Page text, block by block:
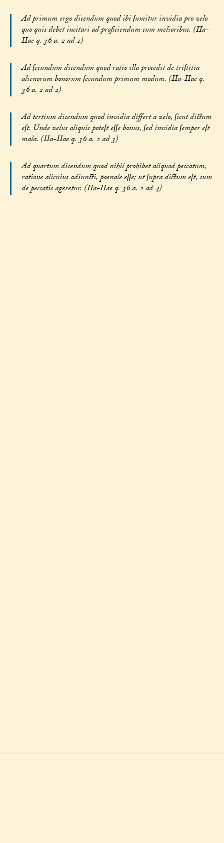
Ad primum ergo dicendum quod ibi ſumitur invidia pro zelo
quo quis debet incitari ad proficiendum cum melioribus. (IIa-
IIae q. 36 a. 2 ad 1)
Ad ſecundum dicendum quod ratio illa procedit de triſtitia
alienorum bonorum ſecundum primum modum. (IIa-IIae q.
36 a. 2 ad 2)
Ad tertium dicendum quod invidia differt a zelo, ſicut dictum
eſt. Unde zelus aliquis poteſt eſſe bonus, ſed invidia ſemper eſt
mala. (IIa-IIae q. 36 a. 2 ad 3)
Ad quartum dicendum quod nihil prohibet aliquod peccatum,
ratione alicuius adiuncti, poenale eſſe; ut ſupra dictum eſt, cum
de peccatis ageretur. (IIa-IIae q. 36 a. 2 ad 4)